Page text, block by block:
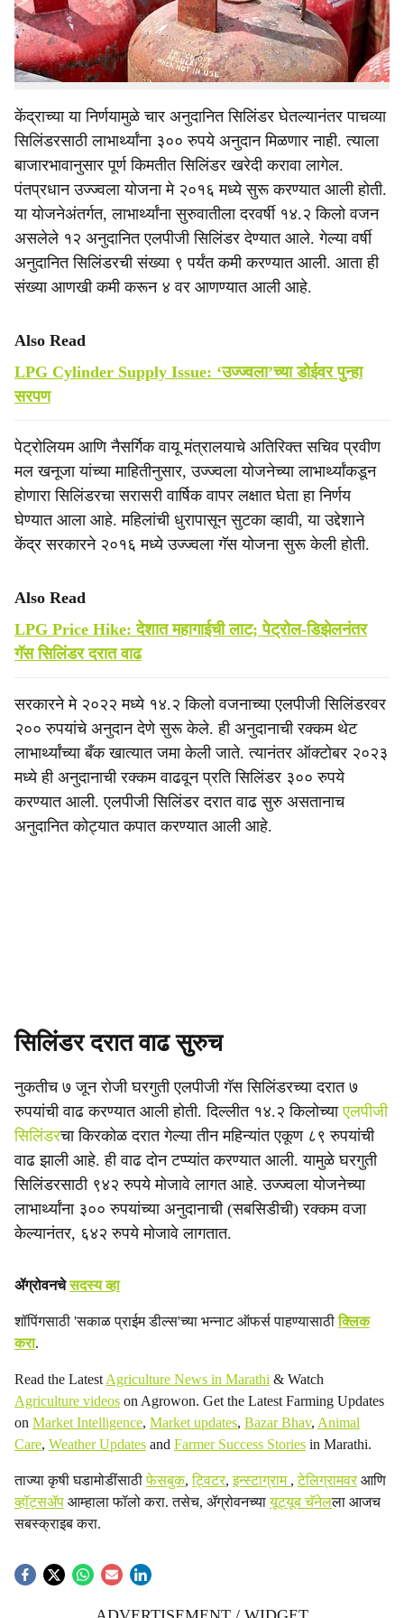
e
वरून ४ पर्यंत कमी केली आहे. याचाच अर्थ आता, उज्ज्वला योजनेच्या
लाभार्थ्यांना वर्षाला केवळ चार सिलिंडरवर अनुदान मिळेल. यामुळे या
योजनेच्या लाभार्थ्यांना मोठा धक्का बसला आहे.
केंद्राच्या या निर्णयामुळे चार अनुदानित सिलिंडर घेतल्यानंतर पाचव्या
सिलिंडरसाठी लाभार्थ्यांना ३०० रुपये अनुदान मिळणार नाही. त्याला
बाजारभावानुसार पूर्ण किमतीत सिलिंडर खरेदी करावा लागेल.
पंतप्रधान उज्ज्वला योजना मे २०१६ मध्ये सुरू करण्यात आली होती.
या योजनेअंतर्गत, लाभार्थ्यांना सुरुवातीला दरवर्षी १४.२ किलो वजन
असलेले १२ अनुदानित एलपीजी सिलिंडर देण्यात आले. गेल्या वर्षी
अनुदानित सिलिंडरची संख्या ९ पर्यंत कमी करण्यात आली. आता ही
संख्या आणखी कमी करून ४ वर आणण्यात आली आहे.
Also Read
LPG Cylinder Supply Issue: ‘उज्ज्वला’च्या डोईवर पुन्हा
सरपण
पेट्रोलियम आणि नैसर्गिक वायू मंत्रालयाचे अतिरिक्त सचिव प्रवीण
मल खनूजा यांच्या माहितीनुसार, उज्ज्वला योजनेच्या लाभार्थ्यांकडून
होणारा सिलिंडरचा सरासरी वार्षिक वापर लक्षात घेता हा निर्णय
घेण्यात आला आहे. महिलांची धुरापासून सुटका व्हावी, या उद्देशाने
केंद्र सरकारने २०१६ मध्ये उज्ज्वला गॅस योजना सुरू केली होती.
Also Read
LPG Price Hike: देशात महागाईची लाट; पेट्रोल-डिझेलनंतर
गॅस सिलिंडर दरात वाढ
सरकारने मे २०२२ मध्ये १४.२ किलो वजनाच्या एलपीजी सिलिंडरवर
२०० रुपयांचे अनुदान देणे सुरू केले. ही अनुदानाची रक्कम थेट
लाभार्थ्यांच्या बँक खात्यात जमा केली जाते. त्यानंतर ऑक्टोबर २०२३
मध्ये ही अनुदानाची रक्कम वाढवून प्रति सिलिंडर ३०० रुपये
करण्यात आली. एलपीजी सिलिंडर दरात वाढ सुरु असतानाच
अनुदानित कोट्यात कपात करण्यात आली आहे.
सिलिंडर दरात वाढ सुरुच
नुकतीच ७ जून रोजी घरगुती एलपीजी गॅस सिलिंडरच्या दरात ७
रुपयांची वाढ करण्यात आली होती. दिल्लीत १४.२ किलोच्याएलपीजी
सिलिंडरचा किरकोळ दरात गेल्या तीन महिन्यांत एकूण ८९ रुपयांची
वाढ झाली आहे. ही वाढ दोन टप्प्यांत करण्यात आली. यामुळे घरगुती
सिलिंडरसाठी ९४२ रुपये मोजावे लागत आहे. उज्ज्वला योजनेच्या
लाभार्थ्यांना ३०० रुपयांच्या अनुदानाची (सबसिडीची) रक्कम वजा
केल्यानंतर, ६४२ रुपये मोजावे लागतात.
ॲग्रोवनचेसदस्य व्हा
शॉपिंगसाठी 'सकाळ प्राईम डील्स'च्या भन्नाट ऑफर्स पाहण्यासाठीक्लिक
करा.
Read the Latest Agriculture News in Marathi & Watch
Agriculture videos on Agrowon. Get the Latest Farming Updates
on Market Intelligence, Market updates, Bazar Bhav, Animal
Care, Weather Updates and Farmer Success Stories in Marathi.
ताज्या कृषी घडामोडींसाठीफेसबुक,ट्विटर,इन्स्टाग्राम ,टेलिग्रामवरआणि
व्हॉट्सॲप आम्हाला फॉलो करा. तसेच, ॲग्रोवनच्यायूट्यूब चॅनेलला आजच
सबस्क्राइब करा.